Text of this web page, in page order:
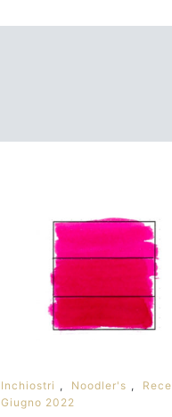
Inchiostri , Noodler's ,
Giugno 2022